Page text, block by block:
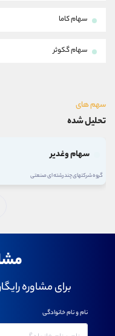
سهام کاما
سهام گکوثر
سهم های
تحلیل شده
سهام وغدیر
گروه شرکتهای چند رشته ای صنعتی
برای مشاوره
نام و نام خانوادگی